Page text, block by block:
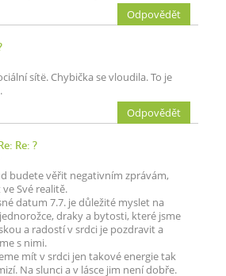
Odpovědět
sítë. Chybička se vloudila. To je
Odpovědět
Re: ?
budete věřit negativním zprávám,
Své realitě.
datum 7.7. je důležité myslet na
draky a bytosti, které jsme
a radostí v srdci je pozdravit a
s nimi.
mít v srdci jen takové energie tak
Na slunci a v lásce jim není dobře.